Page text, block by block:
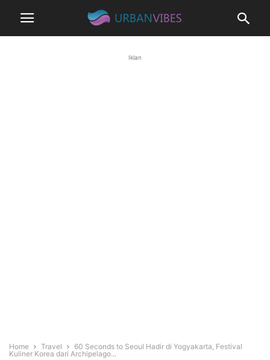
Iklan
Home Travel
60 Seconds to Seoul Hadir di Yogyakarta, Festival
Kuliner Korea dari Archipelago...